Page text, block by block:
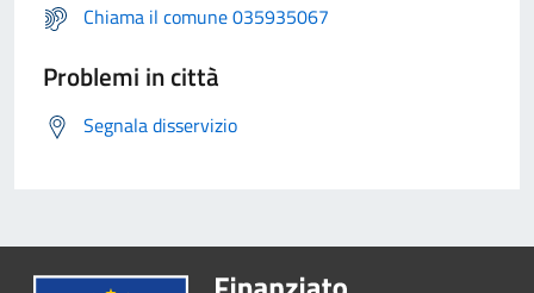
Chiama il comune 035935067
Problemi in città
Segnala disservizio